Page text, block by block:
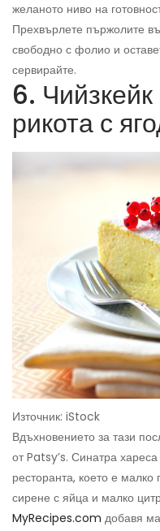
желаното ниво на
Прехвърлете пържолите
свободно с фолио и
сервирайте.
6.
рикота с
Източник: iStock
Вдъхновението за тази
от Patsy’s. Синатра
ресторанта, което е
сирене с яйца и малко
MyRecipes.com добавя